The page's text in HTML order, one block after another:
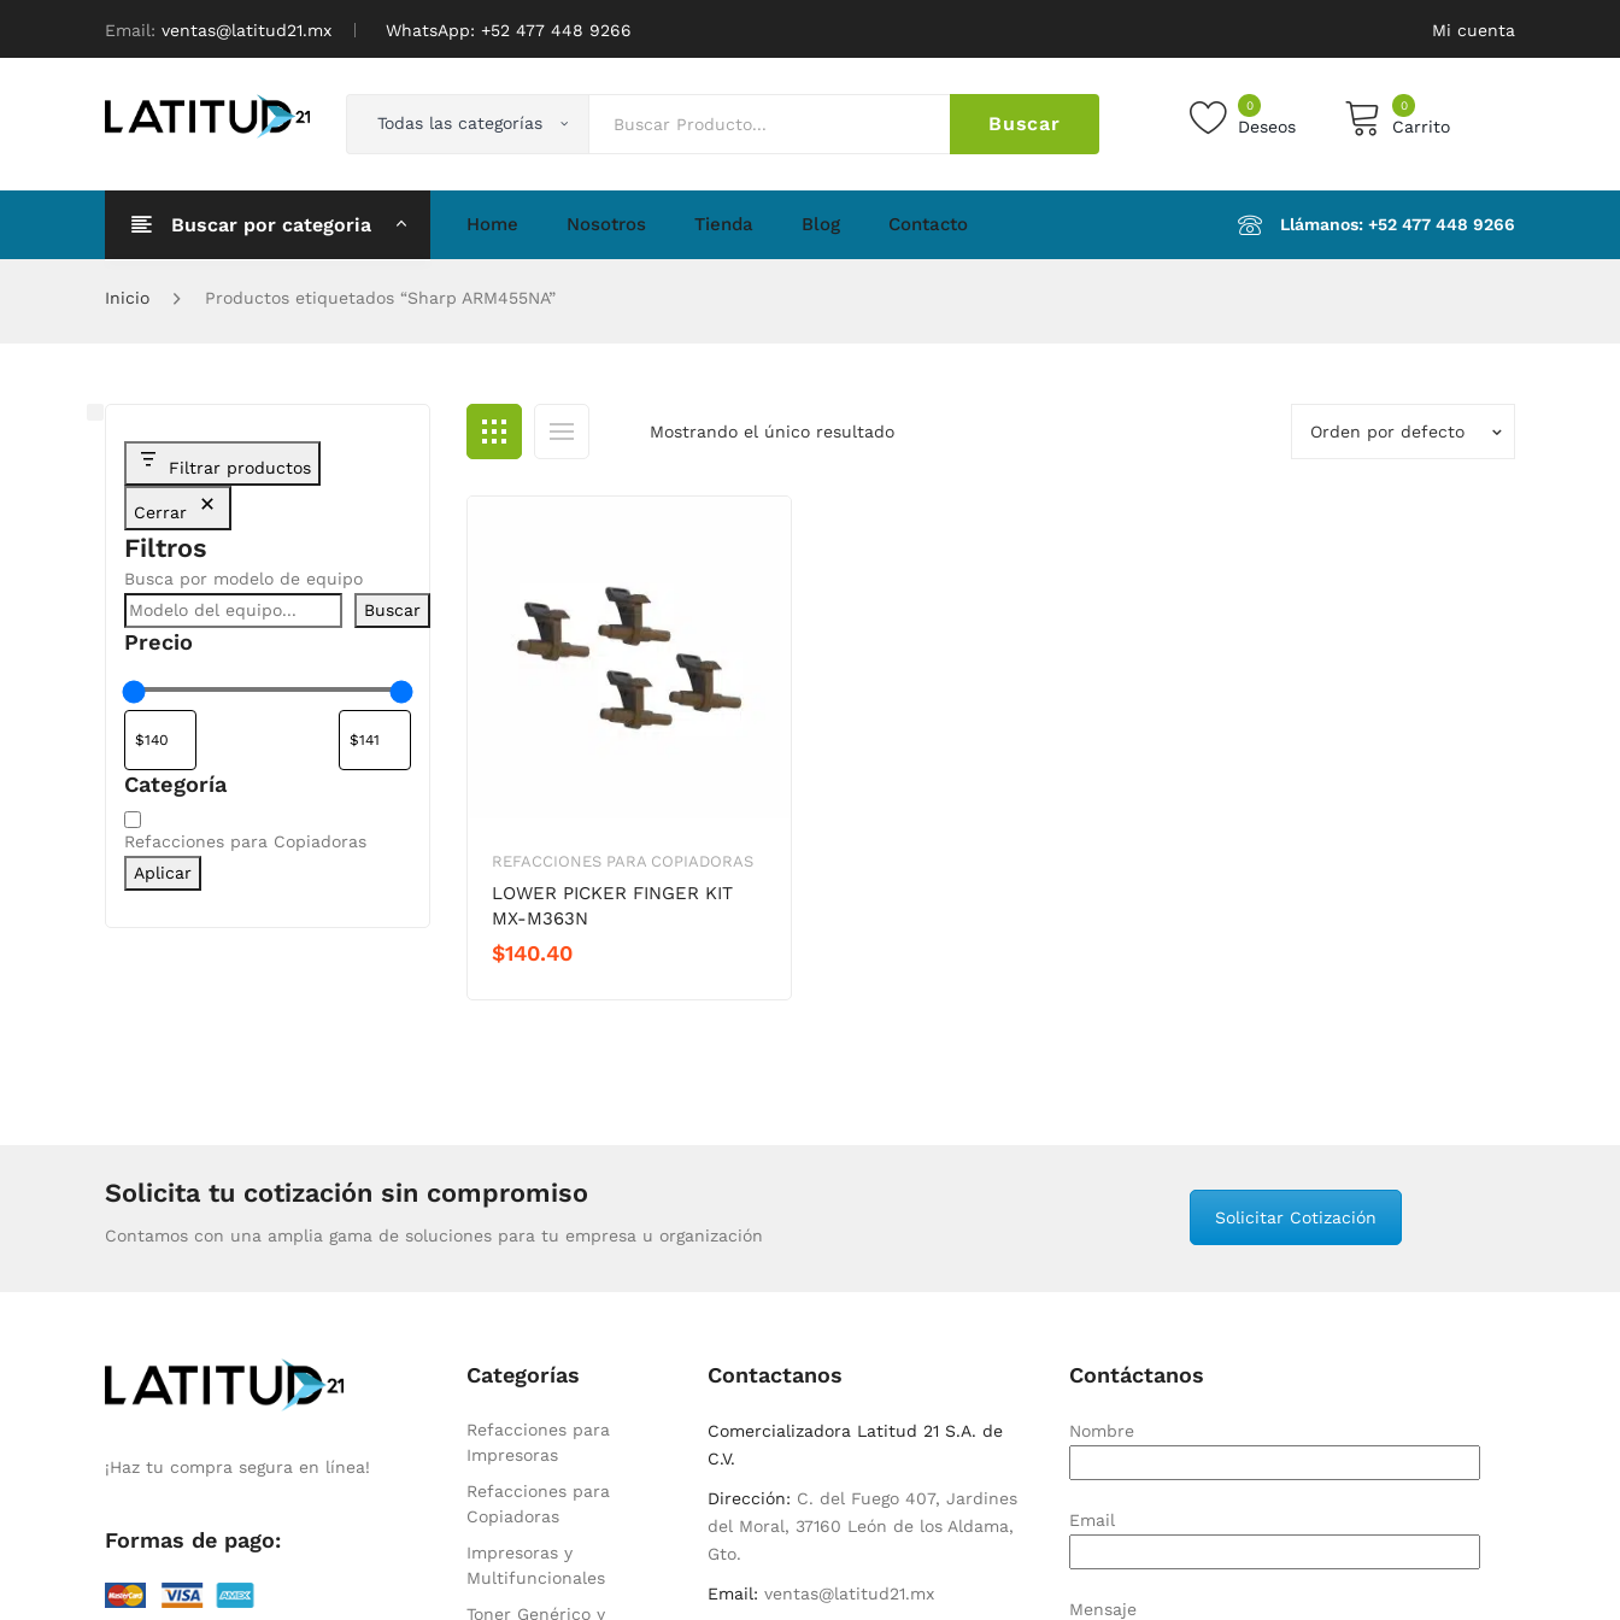
Email: ventas@latitud21.mx WhatsApp: ‪+52 477 448 9266 Mi cuenta
Todas las categorías Buscar
0
Deseos
0
Carrito
No products in the cart.
Buscar por categoria Home Nosotros Tienda Blog Contacto Llámanos: ‪+52 477 448 9266‬
Inicio Productos etiquetados “Sharp ARM455NA”
Mostrando el único resultado Orden por defecto
REFACCIONES PARA COPIADORAS
LOWER PICKER FINGER KIT
MX-M363N
$140.40
Filtrar productos
Cerrar
Filtros
Busca por modelo de equipo
Buscar
Precio
Categoría
Categoría
Refacciones para Copiadoras
Aplicar
Solicita tu cotización sin compromiso
Contamos con una amplia gama de soluciones para tu empresa u organización
Solicitar Cotización
¡Haz tu compra segura en línea!
Formas de pago:
Categorías
Refacciones para
Impresoras
Refacciones para
Copiadoras
Impresoras y
Multifuncionales
Toner Genérico y
Contactanos
Comercializadora Latitud 21 S.A. de
C.V.
Dirección: C. del Fuego 407, Jardines
del Moral, 37160 León de los Aldama,
Gto.
Email: ventas@latitud21.mx
Contáctanos
Nombre
Email
Mensaje